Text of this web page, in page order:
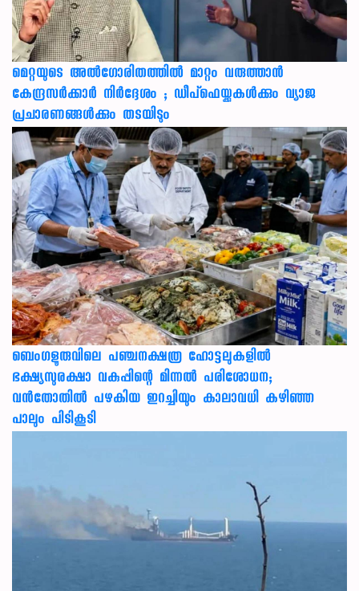
മെറ്റയുടെ അൽഗോരിതത്തിൽ മാറ്റം വരുത്താൻ
കേന്ദ്രസർക്കാർ നിർദ്ദേശം ; ഡീപ്‌ഫെയ്ക്കുകൾക്കും വ്യാജ
പ്രചാരണങ്ങൾക്കും തടയിടും
ബെംഗളൂരുവിലെ പഞ്ചനക്ഷത്ര ഹോട്ടലുകളിൽ
ഭക്ഷ്യസുരക്ഷാ വകുപ്പിന്റെ മിന്നൽ പരിശോധന;
വൻതോതിൽ പഴകിയ ഇറച്ചിയും കാലാവധി കഴിഞ്ഞ
പാലും പിടികൂടി